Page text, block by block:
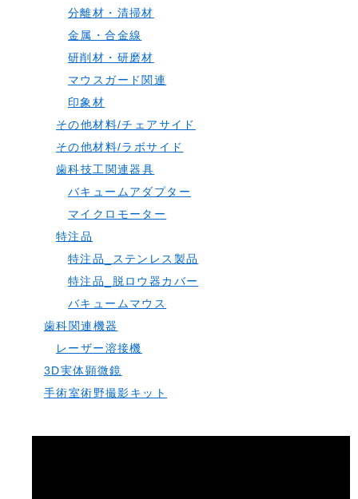
分離材・清掃材
金属・合金線
研削材・研磨材
マウスガード関連
印象材
その他材料/チェアサイド
その他材料/ラボサイド
歯科技工関連器具
バキュームアダプター
マイクロモーター
特注品
特注品_ステンレス製品
特注品_脱ロウ器カバー
バキュームマウス
歯科関連機器
レーザー溶接機
3D実体顕微鏡
手術室術野撮影キット